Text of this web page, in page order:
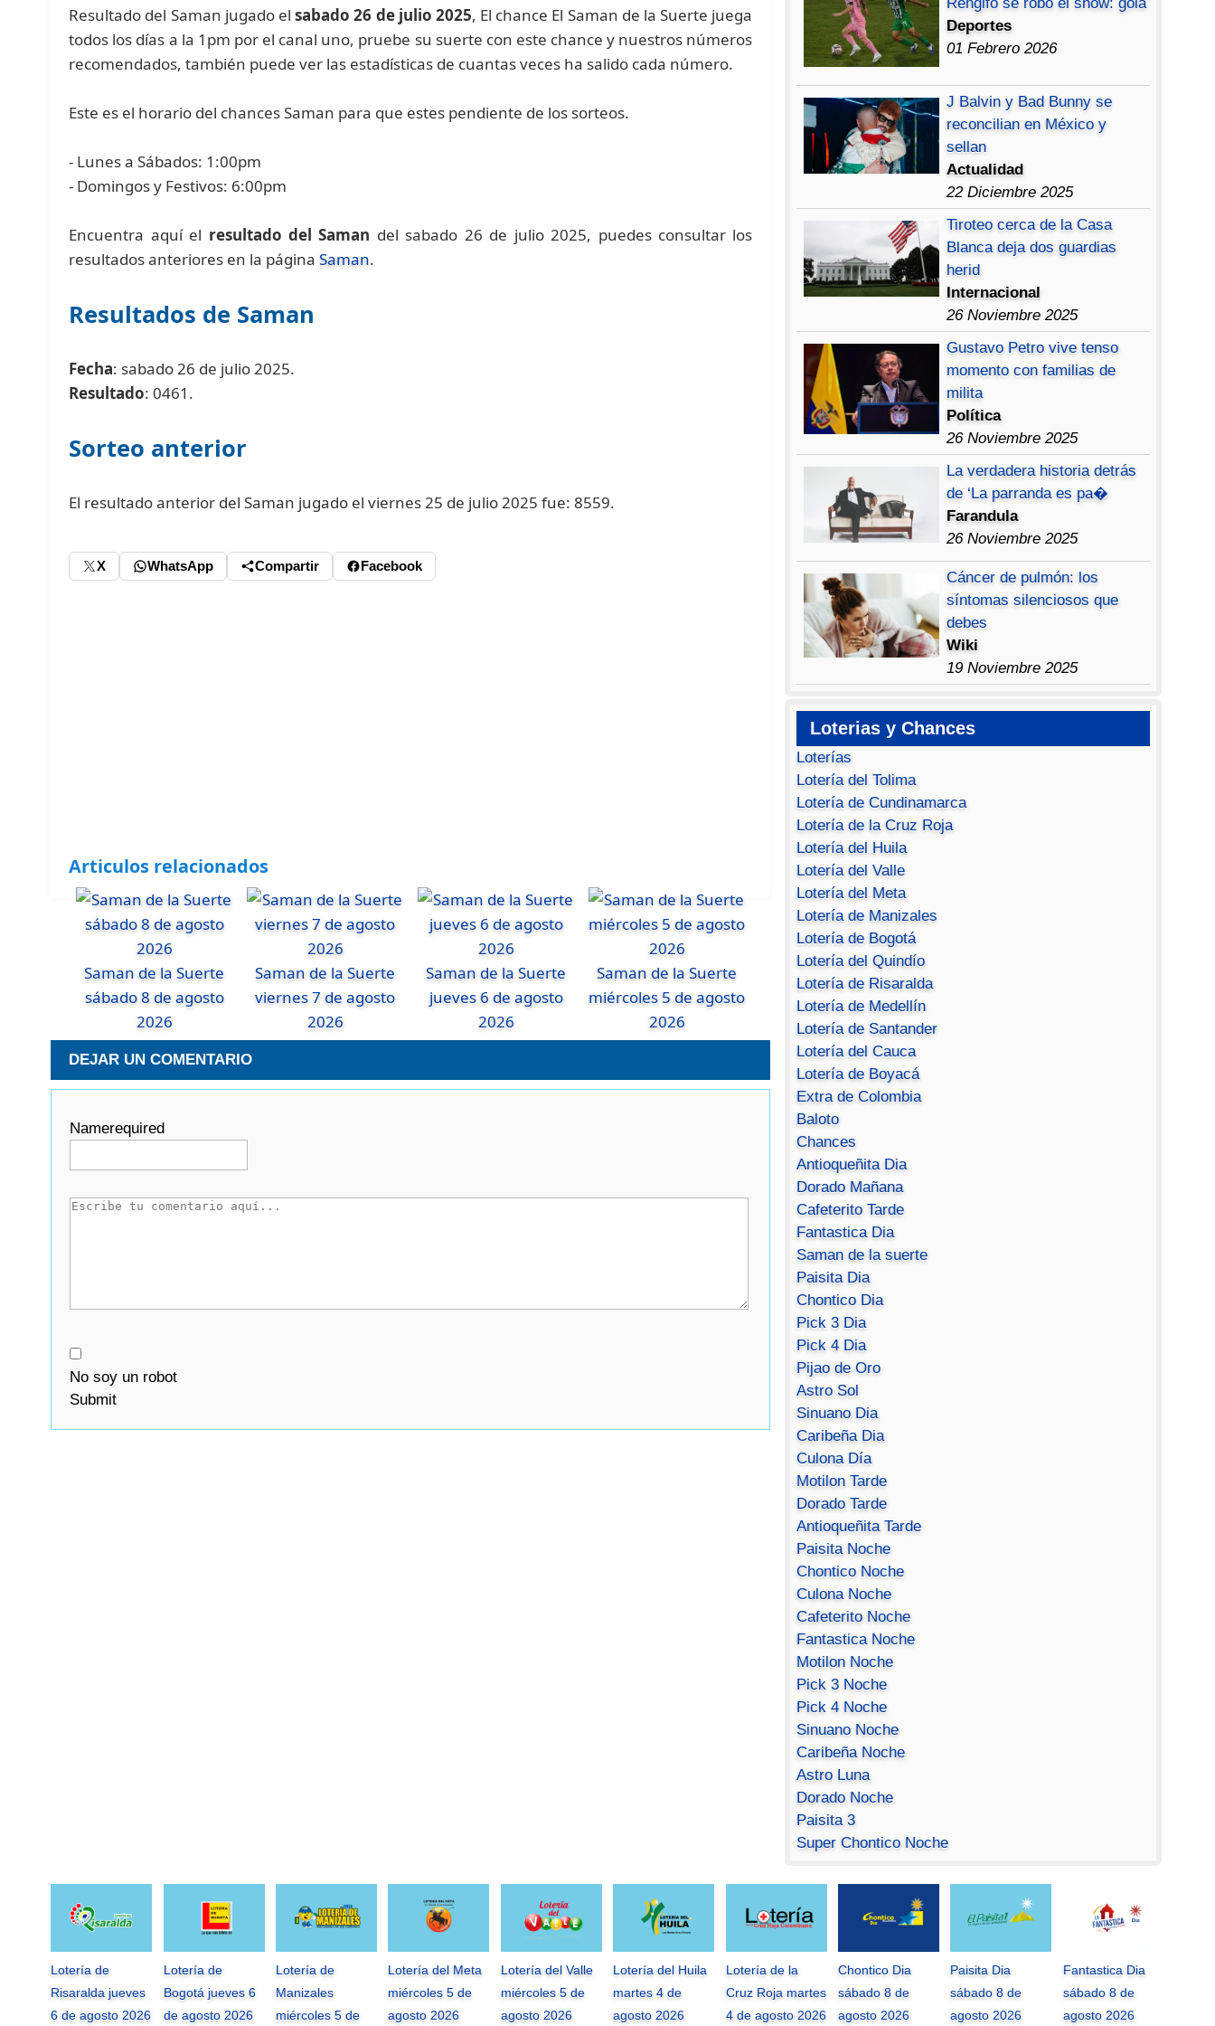
Resultado del Saman jugado elsabado 26 de julio 2025, El chance El Saman de la Suerte juega
todos los días a la 1pm por el canal uno, pruebe su suerte con este chance y nuestros números
recomendados, también puede ver las estadísticas de cuantas veces ha salido cada número.
Este es el horario del chances Saman para que estes pendiente de los sorteos.
- Lunes a Sábados: 1:00pm
- Domingos y Festivos: 6:00pm
Encuentra aquí el resultado del Saman del sabado 26 de julio 2025, puedes consultar los
resultados anteriores en la páginaSaman.
Resultados de Saman
Fecha: sabado 26 de julio 2025.
Resultado: 0461.
Sorteo anterior
El resultado anterior del Saman jugado el viernes 25 de julio 2025 fue: 8559.
X WhatsApp Compartir Facebook
Articulos relacionados
Saman de la Suerte
sábado 8 de agosto
2026
Saman de la Suerte
viernes 7 de agosto
2026
Saman de la Suerte
jueves 6 de agosto
2026
Saman de la Suerte
miércoles 5 de agosto
2026
DEJAR UN COMENTARIO
Namerequired
No soy un robot
Submit
Deportes
01 Febrero 2026
J Balvin y Bad Bunny se
reconcilian en México y
sellan
Actualidad
22 Diciembre 2025
Tiroteo cerca de la Casa
Blanca deja dos guardias
herid
Internacional
26 Noviembre 2025
Gustavo Petro vive tenso
momento con familias de
milita
Política
26 Noviembre 2025
La verdadera historia detrás
de ‘La parranda es pa�
Farandula
26 Noviembre 2025
Cáncer de pulmón: los
síntomas silenciosos que
debes
Wiki
19 Noviembre 2025
Loterias y Chances
Loterías
Lotería del Tolima
Lotería de Cundinamarca
Lotería de la Cruz Roja
Lotería del Huila
Lotería del Valle
Lotería del Meta
Lotería de Manizales
Lotería de Bogotá
Lotería del Quindío
Lotería de Risaralda
Lotería de Medellín
Lotería de Santander
Lotería del Cauca
Lotería de Boyacá
Extra de Colombia
Baloto
Chances
Antioqueñita Dia
Dorado Mañana
Cafeterito Tarde
Fantastica Dia
Saman de la suerte
Paisita Dia
Chontico Dia
Pick 3 Dia
Pick 4 Dia
Pijao de Oro
Astro Sol
Sinuano Dia
Caribeña Dia
Culona Día
Motilon Tarde
Dorado Tarde
Antioqueñita Tarde
Paisita Noche
Chontico Noche
Culona Noche
Cafeterito Noche
Fantastica Noche
Motilon Noche
Pick 3 Noche
Pick 4 Noche
Sinuano Noche
Caribeña Noche
Astro Luna
Dorado Noche
Paisita 3
Super Chontico Noche
Lotería de
Risaralda jueves
6 de agosto 2026
Lotería de
Bogotá jueves 6
de agosto 2026
Lotería de
Manizales
miércoles 5 de
Lotería del Meta
miércoles 5 de
agosto 2026
Lotería del Valle
miércoles 5 de
agosto 2026
Lotería del Huila
martes 4 de
agosto 2026
Lotería de la
Cruz Roja martes
4 de agosto 2026
Chontico Dia
sábado 8 de
agosto 2026
Paisita Dia
sábado 8 de
agosto 2026
Fantastica Dia
sábado 8 de
agosto 2026